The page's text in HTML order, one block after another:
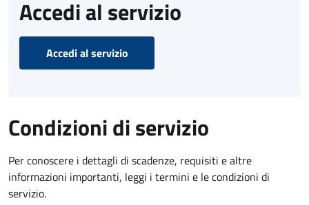
Accedi al servizio
Accedi al servizio
Condizioni di servizio
Per conoscere i dettagli di scadenze, requisiti e altre
informazioni importanti, leggi i termini e le condizioni di
servizio.